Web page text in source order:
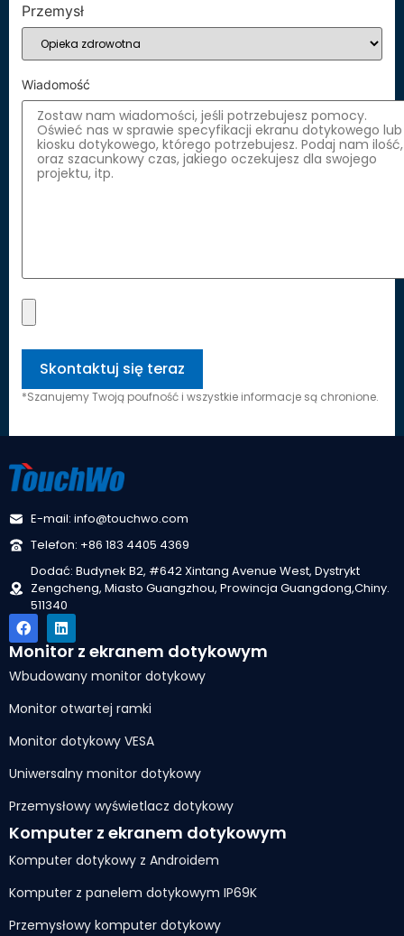
Przemysł
Wiadomość
*Szanujemy Twoją poufność i wszystkie informacje są chronione.
E-mail: info@touchwo.com
Telefon: +86 183 4405 4369
Dodać: Budynek B2, #642 Xintang Avenue West, Dystrykt
Zengcheng, Miasto Guangzhou, Prowincja Guangdong,Chiny.
511340
Monitor z ekranem dotykowym
Wbudowany monitor dotykowy
Monitor otwartej ramki
Monitor dotykowy VESA
Uniwersalny monitor dotykowy
Przemysłowy wyświetlacz dotykowy
Komputer z ekranem dotykowym
Komputer dotykowy z Androidem
Komputer z panelem dotykowym IP69K
Przemysłowy komputer dotykowy